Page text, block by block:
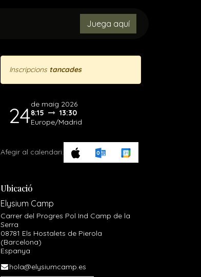
OBJETOS PERDIDOS
Juega aquí
Inscripcions tancades
24de maig 2026
8:15
13:30
Europe/Madrid
Afegir al calendari:
Ubicació
Elysium Camp
Carrer del Progres Pol Ind Camp de la
Serra
08781 Els Hostalets de Pierola
(Barcelona)
Espanya
hola@elysiumcamp.es